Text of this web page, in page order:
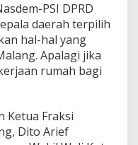
PSI DPRD
daerah terpilih
hal-hal yang
Apalagi jika
rumah bagi
Ketua Fraksi
Dito Arief